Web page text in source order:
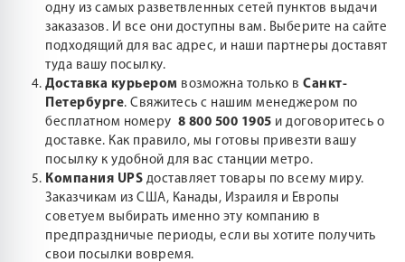
одну из самых разветвленных сетей пунктов выдачи
заказазов. И все они доступны вам. Выберите на сайте
подходящий для вас адрес, и наши партнеры доставят
туда вашу посылку.
Доставка курьером возможна только в Санкт-
Петербурге. Свяжитесь с нашим менеджером по
бесплатном номеру 8 800 500 1905 и договоритесь о
доставке. Как правило, мы готовы привезти вашу
посылку к удобной для вас станции метро.
Компания UPS доставляет товары по всему миру.
Заказчикам из США, Канады, Израиля и Европы
советуем выбирать именно эту компанию в
предпраздничые периоды, если вы хотите получить
свои посылки вовремя.